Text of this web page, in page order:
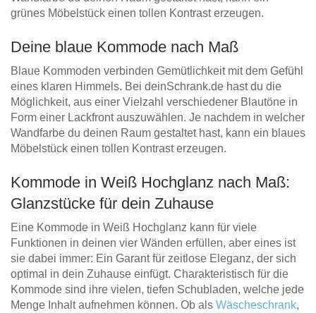
grünes Möbelstück einen tollen Kontrast erzeugen.
Deine blaue Kommode nach Maß
Blaue Kommoden verbinden Gemütlichkeit mit dem Gefühl
eines klaren Himmels. Bei deinSchrank.de hast du die
Möglichkeit, aus einer Vielzahl verschiedener Blautöne in
Form einer Lackfront auszuwählen. Je nachdem in welcher
Wandfarbe du deinen Raum gestaltet hast, kann ein blaues
Möbelstück einen tollen Kontrast erzeugen.
Kommode in Weiß Hochglanz nach Maß:
Glanzstücke für dein Zuhause
Eine Kommode in Weiß Hochglanz kann für viele
Funktionen in deinen vier Wänden erfüllen, aber eines ist
sie dabei immer: Ein Garant für zeitlose Eleganz, der sich
optimal in dein Zuhause einfügt. Charakteristisch für die
Kommode sind ihre vielen, tiefen Schubladen, welche jede
Menge Inhalt aufnehmen können. Ob als Wäscheschrank,